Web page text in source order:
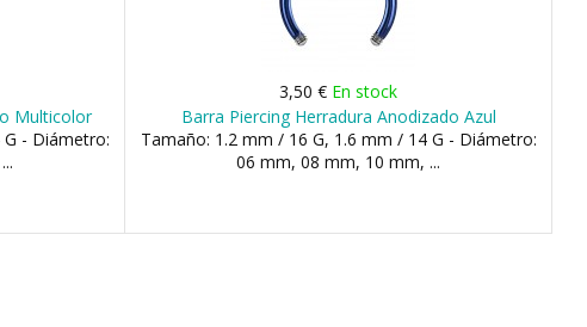
Multicolor
- Diámetro:
3,50 € En stock
Barra Piercing Herradura Anodizado Azul
Tamaño: 1.2 mm / 16 G, 1.6 mm / 14 G - Diámetro:
06 mm, 08 mm, 10 mm, ...